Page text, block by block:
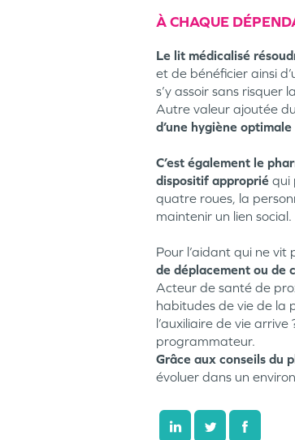
À CHAQUE
Le lit médicalisé
et de bénéficier ainsi
s’y assoir sans risquer
Autre valeur ajoutée
d’une hygiène optimale
C’est également le
dispositif approprié qui
quatre roues, la
maintenir un lien social.
Pour l’aidant qui ne vit
de déplacement ou de
Acteur de santé de
habitudes de vie de la
l’auxiliaire de vie
programmateur.
Grâce aux conseils du
évoluer dans un